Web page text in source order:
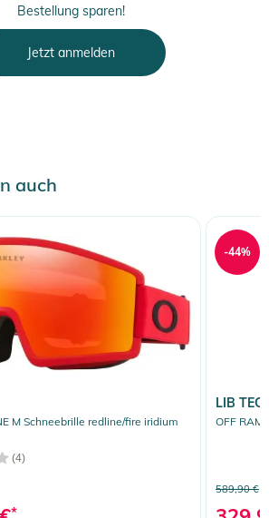
Bestellung sparen!
Jetzt anmelden
auch
M Schneebrille redline/fire iridium
(4)
*
LIB
OFF
589,90 €
-44%